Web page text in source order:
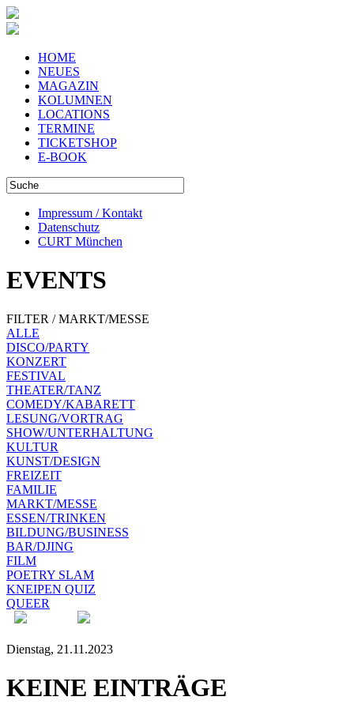
HOME
NEUES
MAGAZIN
KOLUMNEN
LOCATIONS
TERMINE
TICKETSHOP
E-BOOK
Impressum / Kontakt
Datenschutz
CURT München
EVENTS
FILTER / MARKT/MESSE
ALLE
DISCO/PARTY
KONZERT
FESTIVAL
THEATER/TANZ
COMEDY/KABARETT
LESUNG/VORTRAG
SHOW/UNTERHALTUNG
KULTUR
KUNST/DESIGN
FREIZEIT
FAMILIE
MARKT/MESSE
ESSEN/TRINKEN
BILDUNG/BUSINESS
BAR/DJING
FILM
POETRY SLAM
KNEIPEN QUIZ
QUEER
Dienstag, 21.11.2023
KEINE EINTRÄGE